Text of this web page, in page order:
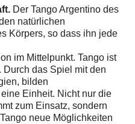
Der Tango Argentino des
natürlichen
Körpers, so dass ihn jede
im Mittelpunkt. Tango ist
das Spiel mit den
bilden
Einheit. Nicht nur die
zum Einsatz, sondern
neue Möglichkeiten